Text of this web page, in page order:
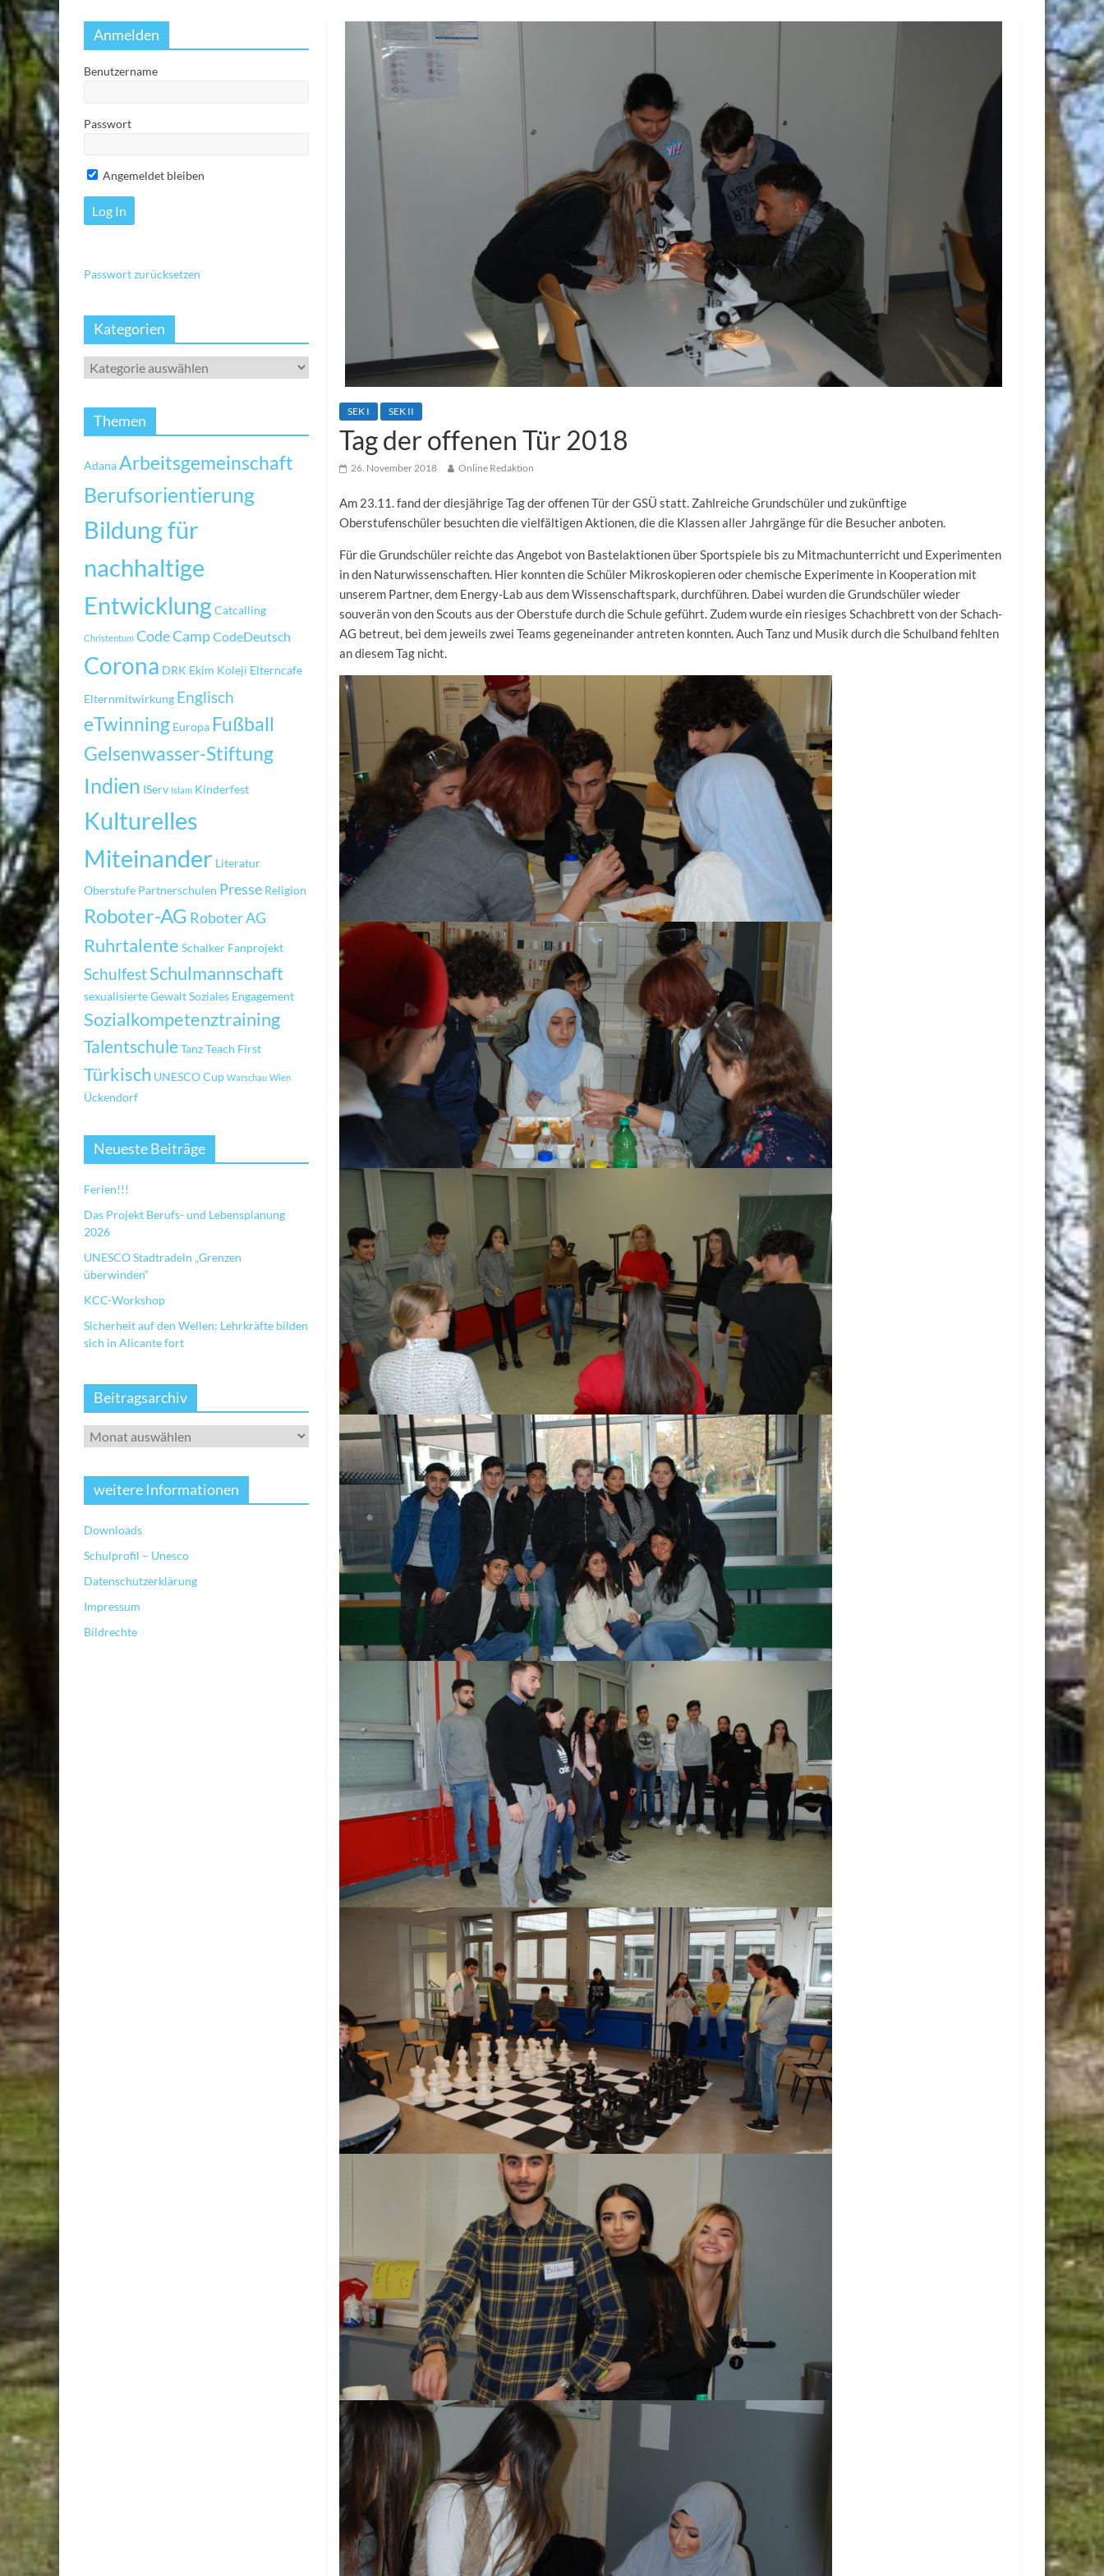
SEK I SEK II
Tag der offenen Tür 2018
26. November 2018 Online Redaktion
Am 23.11. fand der diesjährige Tag der offenen Tür der GSÜ statt. Zahlreiche Grundschüler und zukünftige
Oberstufenschüler besuchten die vielfältigen Aktionen, die die Klassen aller Jahrgänge für die Besucher anboten.
Für die Grundschüler reichte das Angebot von Bastelaktionen über Sportspiele bis zu Mitmachunterricht und Experimenten
in den Naturwissenschaften. Hier konnten die Schüler Mikroskopieren oder chemische Experimente in Kooperation mit
unserem Partner, dem Energy-Lab aus dem Wissenschaftspark, durchführen. Dabei wurden die Grundschüler wieder
souverän von den Scouts aus der Oberstufe durch die Schule geführt. Zudem wurde ein riesiges Schachbrett von der Schach-
AG betreut, bei dem jeweils zwei Teams gegeneinander antreten konnten. Auch Tanz und Musik durch die Schulband fehlten
an diesem Tag nicht.
Anmelden
Benutzername
Passwort
Angemeldet bleiben
Passwort zurücksetzen
Kategorien
Themen
AdanaArbeitsgemeinschaft
Berufsorientierung
Bildung für
nachhaltige
EntwicklungCatcalling
Christentum Code CampCodeDeutsch
Corona DRK Ekim Koleji Elterncafe
Elternmitwirkung Englisch
eTwinning Europa Fußball
Gelsenwasser-Stiftung
Indien IServ Islam Kinderfest
Kulturelles
Miteinander Literatur
Oberstufe Partnerschulen Presse Religion
Roboter-AG Roboter AG
Ruhrtalente Schalker Fanprojekt
SchulfestSchulmannschaft
sexualisierte GewaltSoziales Engagement
Sozialkompetenztraining
TalentschuleTanzTeach First
Türkisch UNESCO Cup Warschau Wien
Ückendorf
Neueste Beiträge
Ferien!!!
Das Projekt Berufs- und Lebensplanung
2026
UNESCO Stadtradeln „Grenzen
überwinden“
KCC-Workshop
Sicherheit auf den Wellen: Lehrkräfte bilden
sich in Alicante fort
Beitragsarchiv
weitere Informationen
Downloads
Schulprofil – Unesco
Datenschutzerklärung
Impressum
Bildrechte